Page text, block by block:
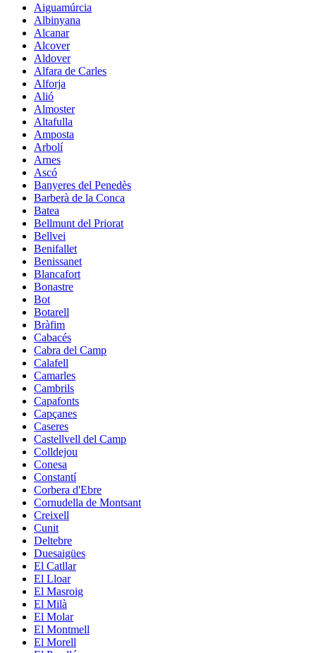
Aiguamúrcia
Albinyana
Alcanar
Alcover
Aldover
Alfara de Carles
Alforja
Alió
Almoster
Altafulla
Amposta
Arbolí
Arnes
Ascó
Banyeres del Penedès
Barberà de la Conca
Batea
Bellmunt del Priorat
Bellvei
Benifallet
Benissanet
Blancafort
Bonastre
Bot
Botarell
Bràfim
Cabacés
Cabra del Camp
Calafell
Camarles
Cambrils
Capafonts
Capçanes
Caseres
Castellvell del Camp
Colldejou
Conesa
Constantí
Corbera d'Ebre
Cornudella de Montsant
Creixell
Cunit
Deltebre
Duesaigües
El Catllar
El Lloar
El Masroig
El Milà
El Molar
El Montmell
El Morell